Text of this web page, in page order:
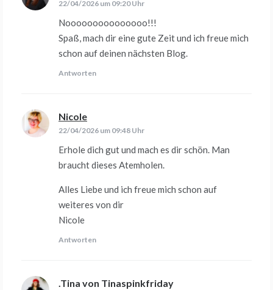
22/04/2026 um 09:20 Uhr
Nooooooooooooooo!!!
Spaß, mach dir eine gute Zeit und ich freue mich
schon auf deinen nächsten Blog.
Antworten
Nicole
22/04/2026 um 09:48 Uhr
Erhole dich gut und mach es dir schön. Man
braucht dieses Atemholen.
Alles Liebe und ich freue mich schon auf
weiteres von dir
Nicole
Antworten
.Tina von Tinaspinkfriday